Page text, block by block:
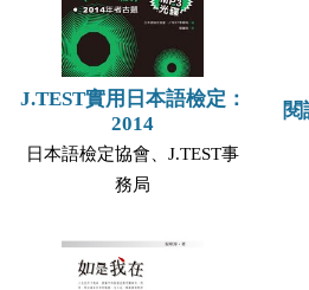
J.TEST實用日本語檢定：
2014
日本語檢定協會、J.TEST事
務局